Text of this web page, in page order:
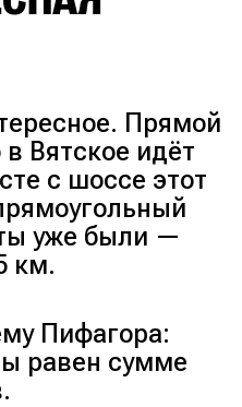
Прямой
Вятское идёт
с шоссе этот
уже были —
км.
Пифагора:
равен сумме